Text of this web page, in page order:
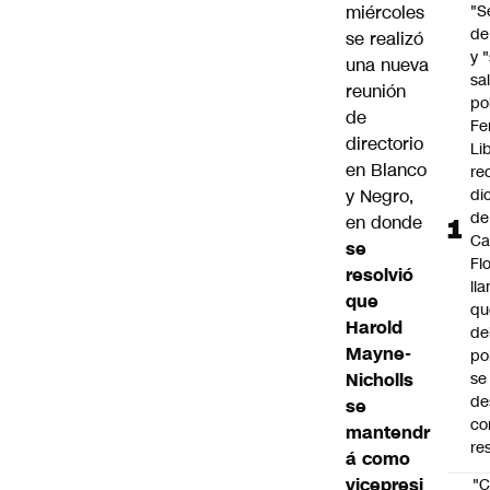
miércoles
se realizó
una nueva
reunión
de
directorio
en Blanco
y Negro,
en donde
se
resolvió
que
Harold
Mayne-
Nicholls
se
mantendr
á como
vicepresi
y
de
se